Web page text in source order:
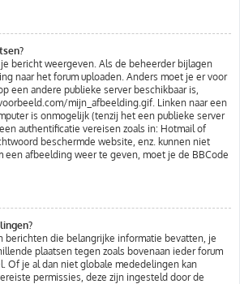
bericht weergeven. Als de beheerder bijlagen
naar het forum uploaden. Anders moet je er voor
een andere publieke server beschikbaar is,
mijn_afbeelding.gif. Linken naar een
is onmogelijk (tenzij het een publieke server
authentificatie vereisen zoals in: Hotmail of
beschermde website, enz. kunnen niet
een afbeelding weer te geven, moet je de BBCode
berichten die belangrijke informatie bevatten, je
plaatsen tegen zoals bovenaan ieder forum
Of je al dan niet globale mededelingen kan
permissies, deze zijn ingesteld door de